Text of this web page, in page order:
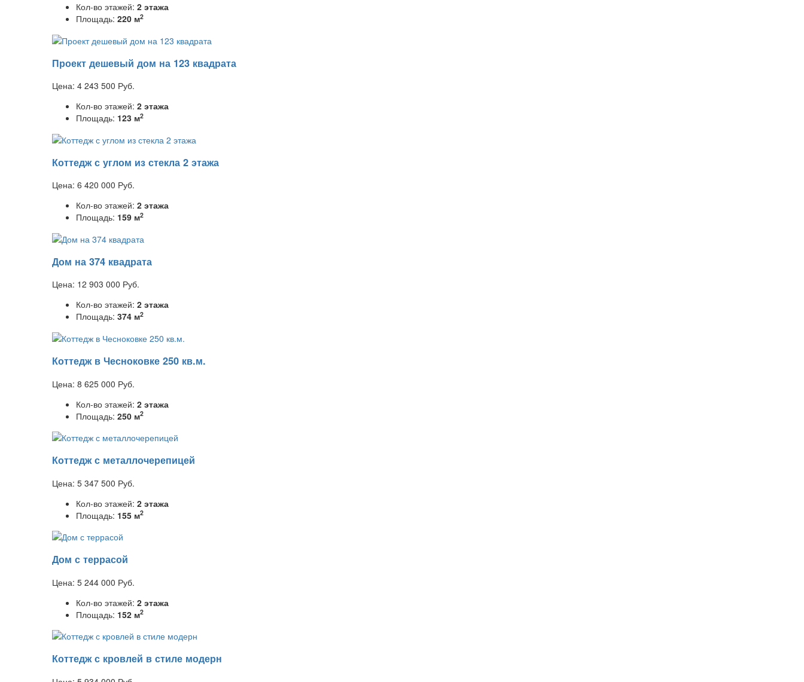
Кол-во этажей: 2 этажа
Площадь: 220 м2
Проект дешевый дом на 123 квадрата
Цена: 4 243 500 Руб.
Кол-во этажей: 2 этажа
Площадь: 123 м2
Коттедж с углом из стекла 2 этажа
Цена: 6 420 000 Руб.
Кол-во этажей: 2 этажа
Площадь: 159 м2
Дом на 374 квадрата
Цена: 12 903 000 Руб.
Кол-во этажей: 2 этажа
Площадь: 374 м2
Коттедж в Чесноковке 250 кв.м.
Цена: 8 625 000 Руб.
Кол-во этажей: 2 этажа
Площадь: 250 м2
Коттедж с металлочерепицей
Цена: 5 347 500 Руб.
Кол-во этажей: 2 этажа
Площадь: 155 м2
Дом с террасой
Цена: 5 244 000 Руб.
Кол-во этажей: 2 этажа
Площадь: 152 м2
Коттедж с кровлей в стиле модерн